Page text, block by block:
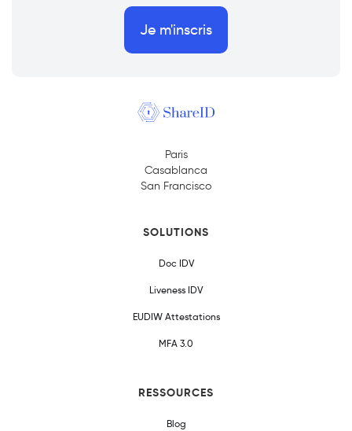
Je m'inscris
Paris
Casablanca
San Francisco
SOLUTIONS
Doc IDV
Liveness IDV
EUDIW Attestations
MFA 3.0
RESSOURCES
Blog